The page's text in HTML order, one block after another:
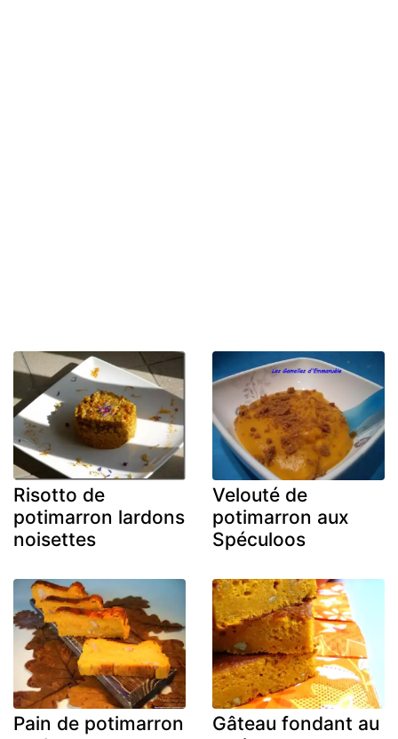
Risotto de
potimarron lardons
noisettes
Velouté de
potimarron aux
Spéculoos
Pain de potimarron
Gâteau fondant au